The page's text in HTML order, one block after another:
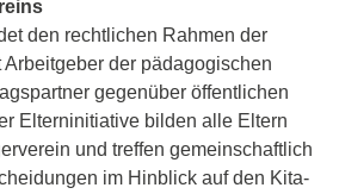
den rechtlichen Rahmen der
der pädagogischen
gegenüber öffentlichen
Elterninitiative bilden alle Eltern
und treffen gemeinschaftlich
im Hinblick auf den Kita-